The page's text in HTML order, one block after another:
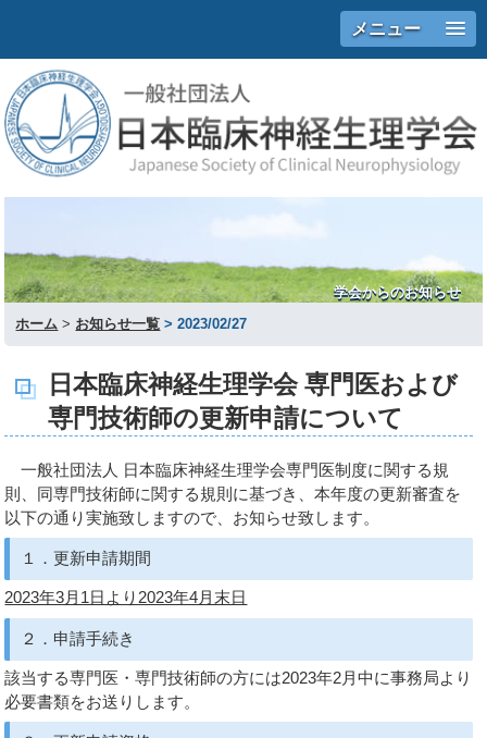
メニュー
学会からのお知らせ
ホーム
お知らせ一覧 2023/02/27
日本臨床神経生理学会 専門医および
専門技術師の更新申請について
一般社団法人 日本臨床神経生理学会専門医制度に関する規
則、同専門技術師に関する規則に基づき、本年度の更新審査を
以下の通り実施致しますので、お知らせ致します。
１．更新申請期間
2023年3月1日より2023年4月末日
２．申請手続き
該当する専門医・専門技術師の方には2023年2月中に事務局より
必要書類をお送りします。